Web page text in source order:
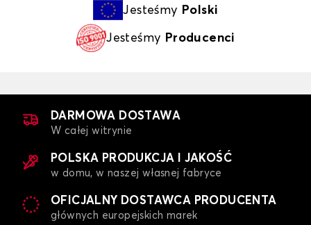
Jesteśmy Polski
Jesteśmy Producenci
DARMOWA DOSTAWA
W całej witrynie
POLSKA PRODUKCJA I JAKOŚĆ
w domu, w naszej własnej fabryce
OFICJALNY DOSTAWCA PRODUCENTA
głównych europejskich marek